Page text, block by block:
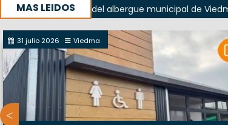
MAS LEIDOS
explosión del albergue municipal de Viedma
con un encuentro provincial en Roca
31 julio 2026 Viedma